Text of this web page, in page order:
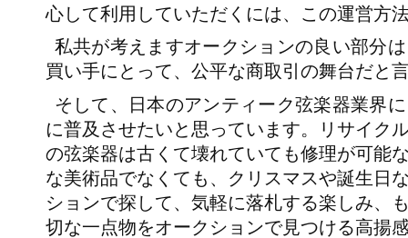
心して利用していただくには、この運営方
私共が考えますオークションの良い部分
買い手にとって、公平な商取引の舞台だと
そして、日本のアンティーク弦楽器業界
に普及させたいと思っています。リサイク
の弦楽器は古くて壊れていても修理が可能
な美術品でなくても、クリスマスや誕生日
ションで探して、気軽に落札する楽しみ、
切な一点物をオークションで見つける高揚